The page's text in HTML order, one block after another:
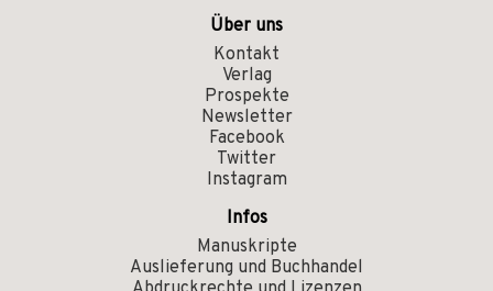
Über uns
Kontakt
Verlag
Prospekte
Newsletter
Facebook
Twitter
Instagram
Infos
Manuskripte
Auslieferung und Buchhandel